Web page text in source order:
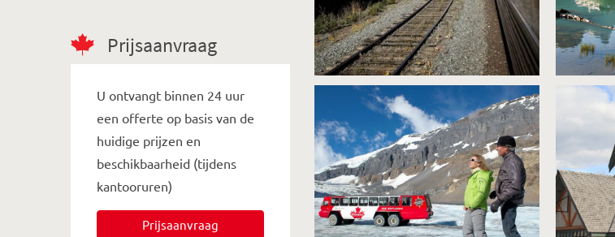
Prijsaanvraag
U ontvangt binnen 24 uur
een offerte op basis van de
huidige prijzen en
beschikbaarheid (tijdens
kantooruren)
Prijsaanvraag